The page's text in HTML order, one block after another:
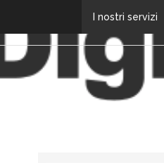
I nostri servizi